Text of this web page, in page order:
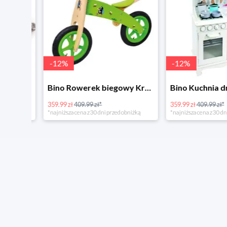
12%
Bino Rowerek biegowy Krecik
359.99 zł409.99 zł*
*najniższa cena z 30 dni przed obniżką
12%
359.99 zł409.99 zł*
*najniższa cena z 30 dni